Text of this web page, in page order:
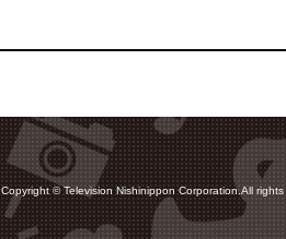
Copyright © Television Nishinippon Corporation.All